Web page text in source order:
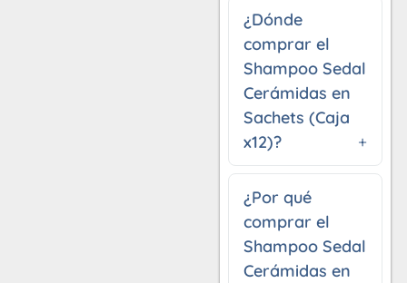
¿Dónde
comprar el
Shampoo Sedal
Cerámidas en
Sachets (Caja
x12)?
¿Por qué
comprar el
Shampoo Sedal
Cerámidas en